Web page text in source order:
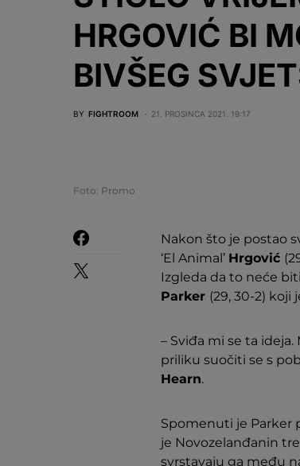
HRGOVIĆ BI
BIVŠEG
BY FIGHTROOM 21. PROSINCA 2021. 19:17
Foto: Promo
Nakon što je postao
‘El Animal’ Hrgović
Izgleda da to neće
Parker (29, 30-2) koji
– Sviđa mi se ta
priliku suočiti se s
Hearn.
Spomenuti je Parker
je Novozelanđanin
svrstavaju ga među